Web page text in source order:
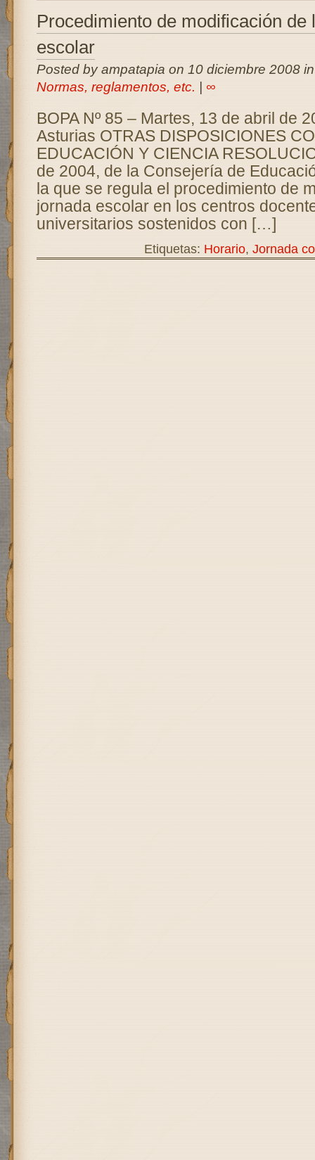
Procedimiento de modificación de
escolar
Posted by ampatapia on 10 diciembre 2008
Normas, reglamentos, etc.
∞
BOPA Nº 85 – Martes, 13 de abril de
Asturias OTRAS DISPOSICIONES
EDUCACIÓN Y CIENCIA
de 2004, de la Consejería de
la que se regula el procedimiento de
jornada escolar en los centros
universitarios sostenidos con […]
Etiquetas: Horario, Jornada